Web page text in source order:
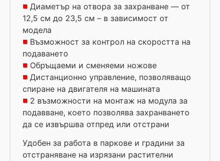
Диаметър на отвора за захранване — от
12,5 см до 23,5 см – в зависимост от
модела
Възможност за контрол на скоростта на
подаването
Обръщаеми и сменяеми ножове
Дистанционно управление, позволяващо
спиране на двигателя на машината
2 възможности на монтаж на модула за
подавване, което позволява захранването
да се извършва отпред или отстрани
Удобен за работа в паркове и градини за
отстраняване на изрязани растителни